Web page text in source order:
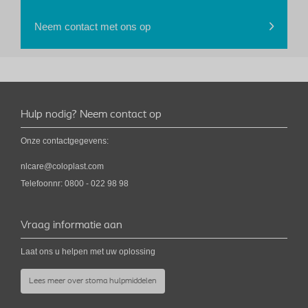
Neem contact met ons op
Hulp nodig? Neem contact op
Onze contactgegevens:
nlcare@coloplast.com
Telefoonnr: 0800 - 022 98 98
Vraag informatie aan
Laat ons u helpen met uw oplossing
Lees meer over stoma hulpmiddelen